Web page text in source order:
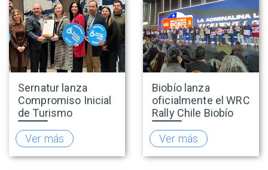
Sernatur lanza
Compromiso Inicial
de Turismo
Accesible para
promover una
oferta turística más
inclusiva
Ver más
Biobío lanza
oficialmente el WRC
Rally Chile Biobío
2026 con 141
empresas
adheridas al Sello
Rally
Ver más